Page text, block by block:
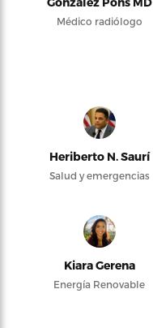
Médico radiólogo
Heriberto N. Saurí
Salud y emergencias
Kiara Gerena
Energía Renovable